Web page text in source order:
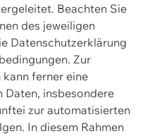
Beachten Sie
des jeweiligen
Datenschutzerklärung
Zur
ferner eine
insbesondere
zur automatisierten
In diesem Rahmen